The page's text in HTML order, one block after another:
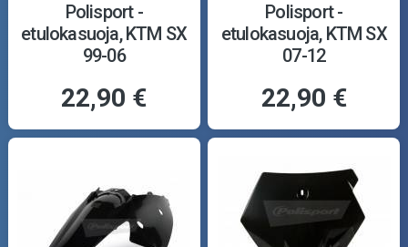
Polisport -
etulokasuoja, KTM SX
99-06
22,90 €
Polisport -
etulokasuoja, KTM SX
07-12
22,90 €